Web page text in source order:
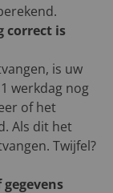
correct is
is uw
werkdag nog
of het
Als dit het
Twijfel?